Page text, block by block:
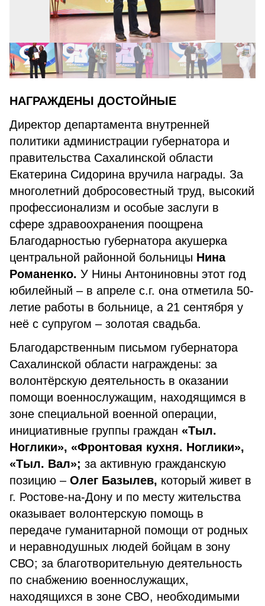
НАГРАЖДЕНЫ ДОСТОЙНЫЕ
Директор департамента внутренней
политики администрации губернатора и
правительства Сахалинской области
Екатерина Сидорина вручила награды. За
многолетний добросовестный труд, высокий
профессионализм и особые заслуги в
сфере здравоохранения поощрена
Благодарностью губернатора акушерка
центральной районной больницы Нина
Романенко. У Нины Антониновны этот год
юбилейный – в апреле с.г. она отметила 50-
летие работы в больнице, а 21 сентября у
неё с супругом – золотая свадьба.
Благодарственным письмом губернатора
Сахалинской области награждены: за
волонтёрскую деятельность в оказании
помощи военнослужащим, находящимся в
зоне специальной военной операции,
инициативные группы граждан «Тыл.
Ноглики», «Фронтовая кухня. Ноглики»,
«Тыл. Вал»; за активную гражданскую
позицию – Олег Базылев, который живет в
г. Ростове-на-Дону и по месту жительства
оказывает волонтерскую помощь в
передаче гуманитарной помощи от родных
и неравнодушных людей бойцам в зону
СВО; за благотворительную деятельность
по снабжению военнослужащих,
находящихся в зоне СВО, необходимыми